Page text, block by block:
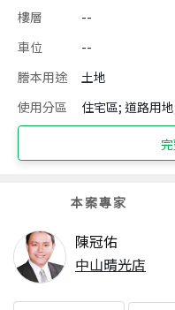
樓層
--
車位
--
謄本用途
土地
使用分區
住宅區; 道路用
本案專家
陳冠佑
中山晴光店